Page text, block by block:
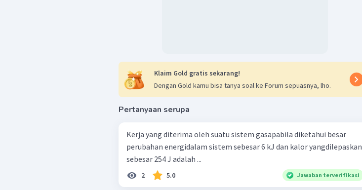
Klaim Gold gratis sekarang!
Dengan Gold kamu bisa tanya soal ke Forum sepuasnya, lho.
Pertanyaan serupa
Kerja yang diterima oleh suatu sistem gasapabila diketahui besar
perubahan energidalam sistem sebesar 6 kJ dan kalor yangdilepaskan
sebesar 254 J adalah ...
2 5.0 Jawaban terverifikasi